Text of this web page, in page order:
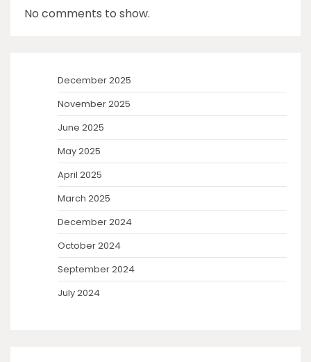
No comments to show.
December 2025
November 2025
June 2025
May 2025
April 2025
March 2025
December 2024
October 2024
September 2024
July 2024